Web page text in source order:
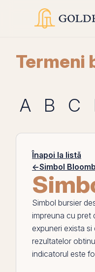
Termeni
A B C
Înapoi la listă
←Simbol
Simbol bursier
impreuna cu pret
expuneri exista
rezultatelor
indicatorul este